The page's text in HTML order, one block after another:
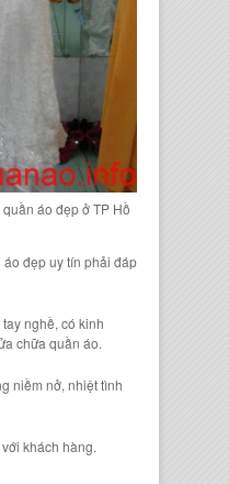
áo đẹp ở TP Hồ
áo đẹp uy tín phải đáp
nghề, có kinh
chữa quần áo.
niềm nở, nhiệt tình
khách hàng.